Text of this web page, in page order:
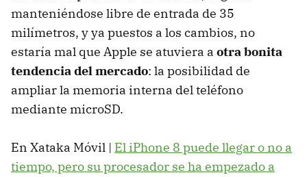
manteniéndose libre de entrada de 35
milímetros, y ya puestos a los cambios, no
estaría mal que Apple se atuviera a otra bonita
tendencia del mercado: la posibilidad de
ampliar la memoria interna del teléfono
mediante microSD.
En Xataka Móvil | El iPhone 8 puede llegar o no a
tiempo, pero su procesador se ha empezado a